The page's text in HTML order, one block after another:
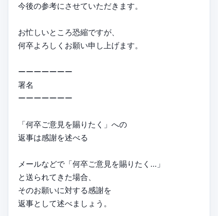
今後の参考にさせていただきます。
お忙しいところ恐縮ですが、
何卒よろしくお願い申し上げます。
ーーーーーーー
署名
ーーーーーーー
「何卒ご意見を賜りたく」への
返事は感謝を述べる
メールなどで「何卒ご意見を賜りたく…」
と送られてきた場合、
そのお願いに対する感謝を
返事として述べましょう。